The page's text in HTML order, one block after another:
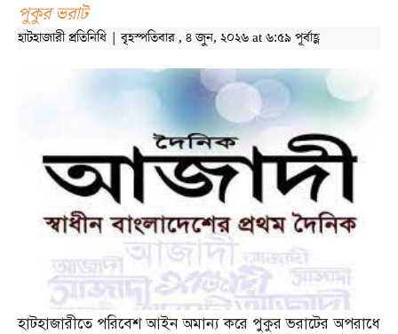
পুকুর ভরাট
হাটহাজারী প্রতিনিধি | বৃহস্পতিবার , ৪ জুন, ২০২৬ at ৬:৫৯ পূর্বাহ্ণ
হাটহাজারীতে পরিবেশ আইন অমান্য করে পুকুর ভরাটের অপরাধে